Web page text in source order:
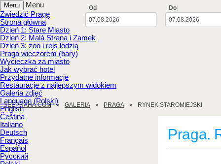
Menu
Menu
Zwiedzić Pragę
Strona główna
Dzień 1: Stare Miasto
Dzień 2: Malá Strana i Zamek
Dzień 3: zoo i rejs łodzią
Praga wieczorem (bary)
Wycieczka za miasto
Jak wybrać hotel
Przydatne informacje
Restauracje z najlepszym widokiem
Galeria zdjęć
Language (Polski)
English
Čeština
Italiano
Deutsch
Français
Español
Русский
Od Do
SEEPRAHA.COM GALERIA PRAGA RYNEK STAROMIEJSKI
Praga.